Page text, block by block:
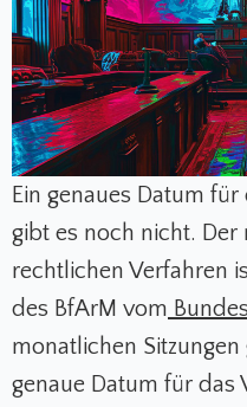
Ein genaues Datum für
gibt es noch nicht. Der
rechtlichen Verfahren
des BfArM vom
monatlichen
genaue Datum für